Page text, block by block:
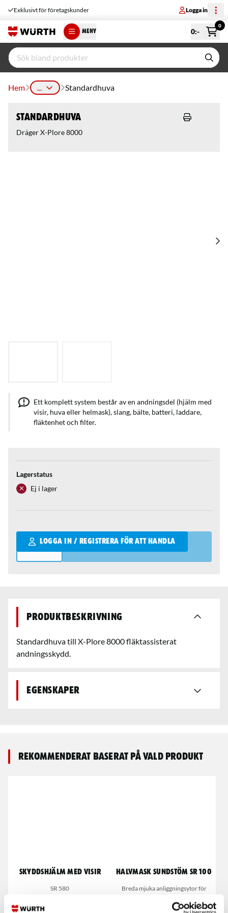
Exklusivt för företagskunder Logga in
MENY 0:-
0
Hem ... Standardhuva
Standardhuva
Dräger X-Plore 8000
Ett komplett system består av en andningsdel (hjälm med
visir, huva eller helmask), slang, bälte, batteri, laddare,
fläktenhet och filter.
Lagerstatus
Ej i lager
LOGGA IN / REGISTRERA FÖR ATT HANDLA
Qantity
Produktbeskrivning
Standardhuva till X-Plore 8000 fläktassisterat
andningsskydd.
Egenskaper
Rekommenderat baserat på vald produkt
Skyddshjälm med visir
SR 580
Halvmask Sundstöm SR 100
Breda mjuka anliggningsytor för
maximal tillpassning
EN 140:1998